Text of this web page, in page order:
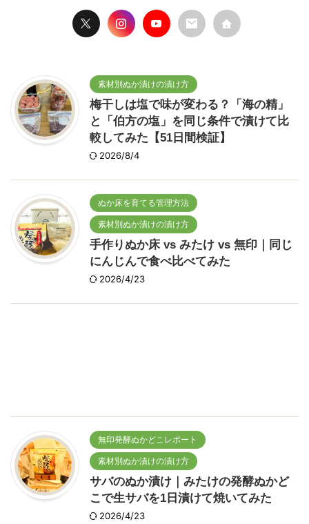
素材別ぬか漬けの漬け方
梅干しは塩で味が変わる？「海の精」
と「伯方の塩」を同じ条件で漬けて比
較してみた【51日間検証】
2026/8/4
ぬか床を育てる管理方法
素材別ぬか漬けの漬け方
手作りぬか床 vs みたけ vs 無印｜同じ
にんじんで食べ比べてみた
2026/4/23
無印発酵ぬかどこレポート
素材別ぬか漬けの漬け方
サバのぬか漬け｜みたけの発酵ぬかど
こで生サバを1日漬けて焼いてみた
2026/4/23